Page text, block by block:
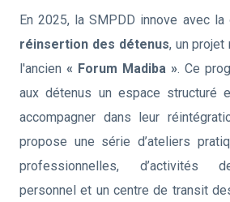
En 2025, la SMPDD innove avec la
réinsertion des détenus, un projet
l'ancien « Forum Madiba ». Ce
aux détenus un espace structuré
accompagner dans leur
propose une série d’ateliers
professionnelles, d’activités
personnel et un centre de transit